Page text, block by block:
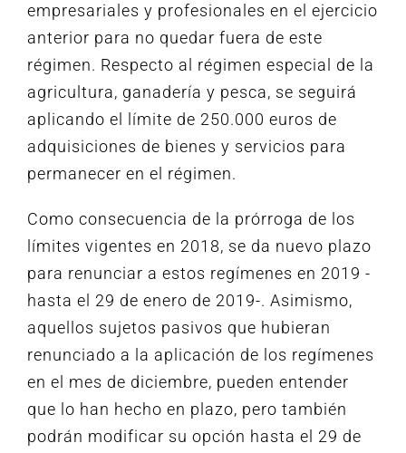
empresariales y profesionales en el ejercicio
anterior para no quedar fuera de este
régimen. Respecto al régimen especial de la
agricultura, ganadería y pesca, se seguirá
aplicando el límite de 250.000 euros de
adquisiciones de bienes y servicios para
permanecer en el régimen.
Como consecuencia de la prórroga de los
límites vigentes en 2018, se da nuevo plazo
para renunciar a estos regímenes en 2019 -
hasta el 29 de enero de 2019-. Asimismo,
aquellos sujetos pasivos que hubieran
renunciado a la aplicación de los regímenes
en el mes de diciembre, pueden entender
que lo han hecho en plazo, pero también
podrán modificar su opción hasta el 29 de